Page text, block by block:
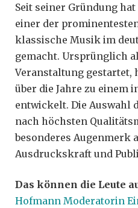
Seit seiner Gründung
einer der
klassische Musik im
gemacht. Ursprünglich
Veranstaltung gestartet,
über die Jahre zu einem
entwickelt. Die Auswahl
nach höchsten
besonderes Augenmerk
Ausdruckskraft und
Das können die Leute
Hofmann Moderatorin